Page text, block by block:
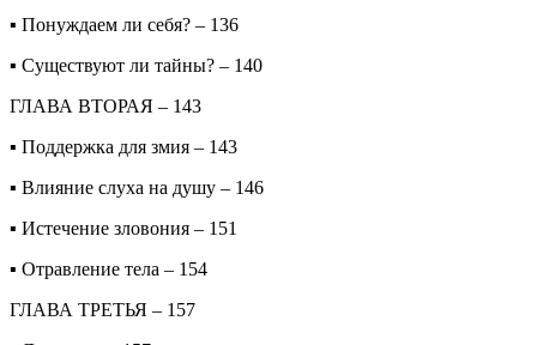
▪ Понуждаем ли себя? – 136
▪ Существуют ли тайны? – 140
ГЛАВА ВТОРАЯ – 143
▪ Поддержка для змия – 143
▪ Влияние слуха на душу – 146
▪ Истечение зловония – 151
▪ Отравление тела – 154
ГЛАВА ТРЕТЬЯ – 157